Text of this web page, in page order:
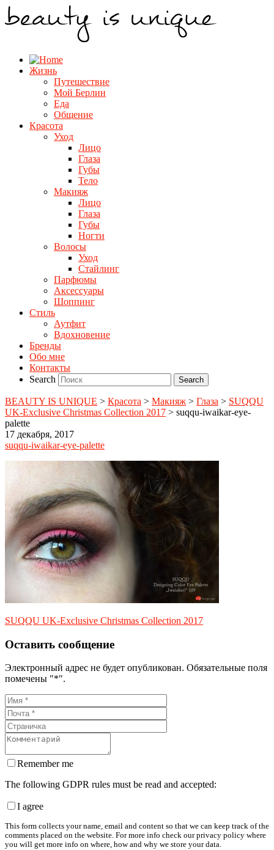
Жизнь
Путешествие
Мой Берлин
Еда
Общение
Красота
Уход
Лицо
Глаза
Губы
Тело
Макияж
Лицо
Глаза
Губы
Ногти
Волосы
Уход
Стайлинг
Парфюмы
Аксессуары
Шоппинг
Стиль
Аутфит
Вдохновение
Бренды
Обо мне
Контакты
Search
BEAUTY IS UNIQUE > Красота > Макияж > Глаза > SUQQU
UK-Exclusive Christmas Collection 2017 > suqqu-iwaikar-eye-
palette
17 декабря, 2017
suqqu-iwaikar-eye-palette
SUQQU UK-Exclusive Christmas Collection 2017
Оставить сообщение
Электронный адрес не будет опубликован. Обязательные поля
помечены "*".
Remember me
The following GDPR rules must be read and accepted:
I agree
This form collects your name, email and content so that we can keep track of the
comments placed on the website. For more info check our privacy policy where
you will get more info on where, how and why we store your data.